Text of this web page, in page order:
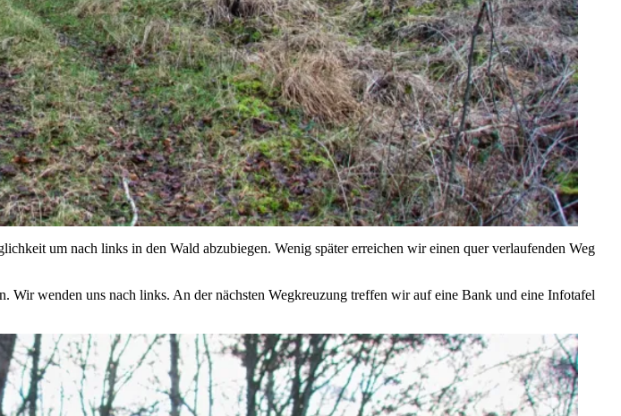
um nach links in den Wald abzubiegen. Wenig später erreichen wir einen quer verlaufenden Weg
Wir wenden uns nach links. An der nächsten Wegkreuzung treffen wir auf eine Bank und eine Infotafel